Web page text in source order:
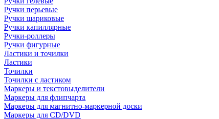
Ручки перьевые
Ручки шариковые
Ручки капиллярные
Ручки-роллеры
Ручки фигурные
Ластики и точилки
Ластики
Точилки
Точилки с ластиком
Маркеры и текстовыделители
Маркеры для флипчарта
Маркеры для магнитно-маркерной доски
Маркеры для CD/DVD